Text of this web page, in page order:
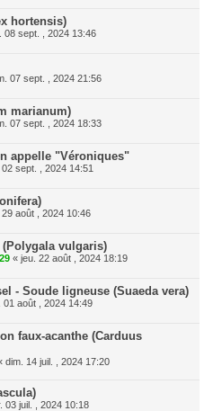
hortensis)
08 sept. , 2024 13:46
07 sept. , 2024 21:56
marianum)
07 sept. , 2024 18:33
appelle "Véroniques"
02 sept. , 2024 14:51
29 août , 2024 10:46
vulgaris)
« jeu. 22 août , 2024 18:19
- Soude ligneuse (Suaeda vera)
01 août , 2024 14:49
faux-acanthe (Carduus
dim. 14 juil. , 2024 17:20
03 juil. , 2024 10:18